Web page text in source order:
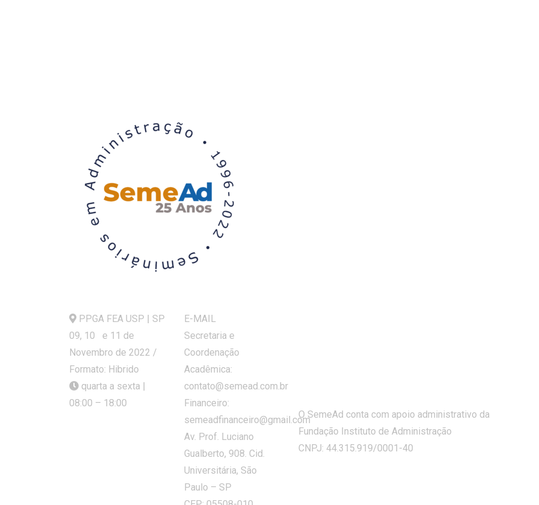
PPGA FEA USP | SP
09, 10 e 11 de
Novembro de 2022 /
Formato: Hibrido
quarta a sexta |
08:00 – 18:00
E-MAIL
Secretaria e
Coordenação
Acadêmica:
contato@semead.com.br
Financeiro:
semeadfinanceiro@gmail.com
Av. Prof. Luciano
Gualberto, 908. Cid.
Universitária, São
Paulo – SP
O SemeAd conta com apoio administrativo da
Fundação Instituto de Administração
CNPJ: 44.315.919/0001-40